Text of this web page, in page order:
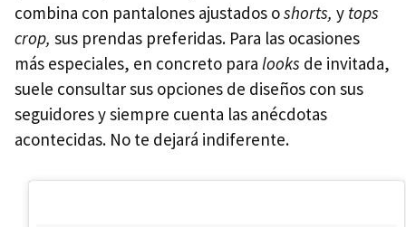
combina con pantalones ajustados oshorts, y tops
crop, sus prendas preferidas. Para las ocasiones
más especiales, en concreto para looks de invitada,
suele consultar sus opciones de diseños con sus
seguidores y siempre cuenta las anécdotas
acontecidas. No te dejará indiferente.